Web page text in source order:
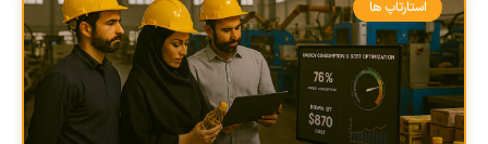
استارتاپ ها